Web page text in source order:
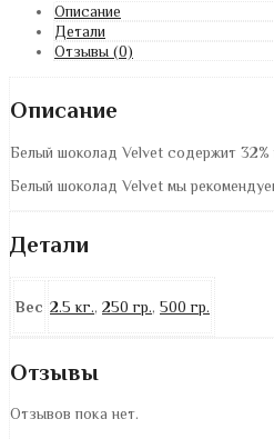
Описание
Детали
Отзывы (0)
Описание
Белый шоколад Velvet содержит
Белый шоколад Velvet мы
Детали
Вес 2.5 кг., 250 гр., 500 гр.
Отзывы
Отзывов пока нет.